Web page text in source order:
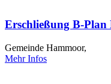
Erschließung B-Plan
Gemeinde Hammoor,
Mehr Infos